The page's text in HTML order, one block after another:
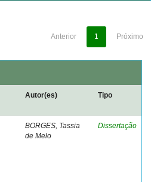
Anterior 1 Próximo
Autor(es) Tipo
BORGES, Tassia
de Melo
Dissertação